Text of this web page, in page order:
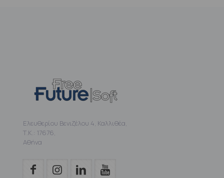
Ελευθερίου Βενιζέλου 4, Καλλιθέα,
Τ.Κ.: 17676,
Αθήνα